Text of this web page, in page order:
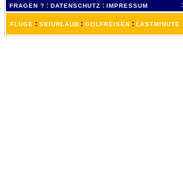
FRAGEN ? : DATENSCHUTZ : IMPRESSUM
FLÜGE : SKIURLAUB : GOLFREISEN : LASTMINUTE